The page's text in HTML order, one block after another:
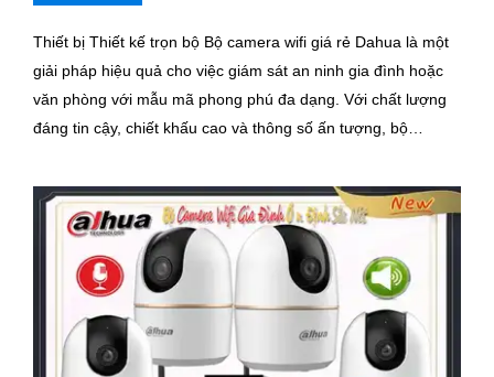
Thiết bị Thiết kế trọn bộ Bộ camera wifi giá rẻ Dahua là một
giải pháp hiệu quả cho việc giám sát an ninh gia đình hoặc
văn phòng với mẫu mã phong phú đa dạng. Với chất lượng
đáng tin cậy, chiết khấu cao và thông số ấn tượng, bộ